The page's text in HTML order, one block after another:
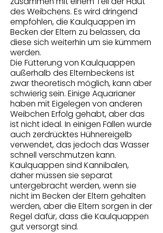
des Weibchens. Es wird dringend
empfohlen, die Kaulquappen im
Becken der Eltern zu belassen, da
diese sich weiterhin um sie kümmern
werden.
Die Fütterung von Kaulquappen
außerhalb des Elternbeckens ist
zwar theoretisch möglich, kann aber
schwierig sein. Einige Aquarianer
haben mit Eigelegen von anderen
Weibchen Erfolg gehabt, aber das
ist nicht ideal. In einigen Fällen wurde
auch zerdrücktes Hühnereigelb
verwendet, das jedoch das Wasser
schnell verschmutzen kann.
Kaulquappen sind Kannibalen,
daher müssen sie separat
untergebracht werden, wenn sie
nicht im Becken der Eltern gehalten
werden, aber die Eltern sorgen in der
Regel dafür, dass die Kaulquappen
gut versorgt sind.
Oophaga
pumilio 'bribri'